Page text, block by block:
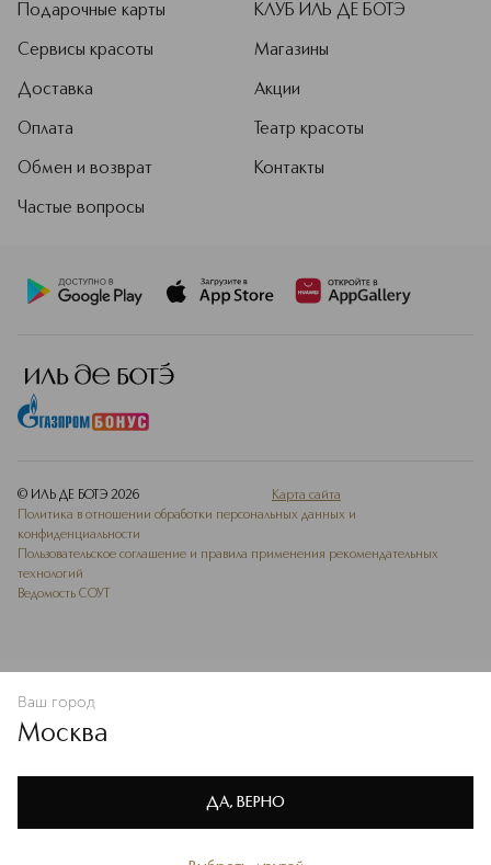
Политике конфиденциальности
В КОРЗИНУ
Подарочные карты
Сервисы красоты
Доставка
Оплата
Обмен и возврат
Частые вопросы
КЛУБ ИЛЬ ДЕ БОТЭ
Магазины
Акции
Театр красоты
Контакты
© ИЛЬ ДЕ БОТЭ 2026
Карта сайта
Политика в отношении обработки персональных данных и
конфиденциальности
Пользовательское соглашение и правила применения рекомендательных
технологий
Ведомость СОУТ
Ваш город
Москва
ДА, ВЕРНО